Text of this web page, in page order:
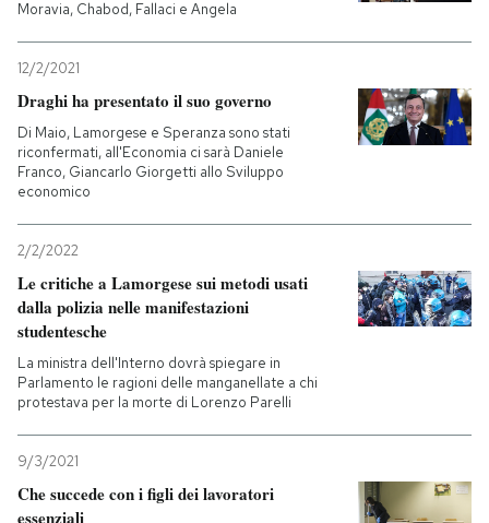
Moravia, Chabod, Fallaci e Angela
12/2/2021
Draghi ha presentato il suo governo
Di Maio, Lamorgese e Speranza sono stati
riconfermati, all'Economia ci sarà Daniele
Franco, Giancarlo Giorgetti allo Sviluppo
economico
2/2/2022
Le critiche a Lamorgese sui metodi usati
dalla polizia nelle manifestazioni
studentesche
La ministra dell'Interno dovrà spiegare in
Parlamento le ragioni delle manganellate a chi
protestava per la morte di Lorenzo Parelli
9/3/2021
Che succede con i figli dei lavoratori
essenziali